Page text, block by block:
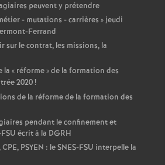
peuvent y prétendre
- mutations - carrières » jeudi
Ferrand
sur le contrat, les missions, la
la « réforme» de la formation des
2020!
de la réforme de la formation des
pendant le confinement et
écrit à la DGRH
PSYEN : le SNES-FSU interpelle la